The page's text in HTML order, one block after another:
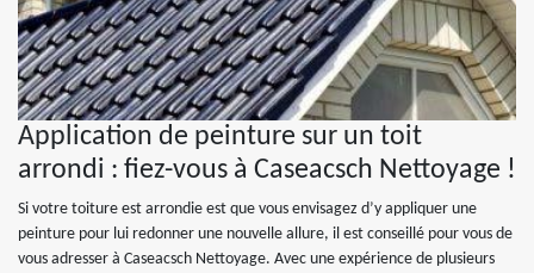
Application de peinture sur un toit
arrondi : fiez-vous à Caseacsch Nettoyage !
Si votre toiture est arrondie est que vous envisagez d’y appliquer une
peinture pour lui redonner une nouvelle allure, il est conseillé pour vous de
vous adresser à Caseacsch Nettoyage. Avec une expérience de plusieurs